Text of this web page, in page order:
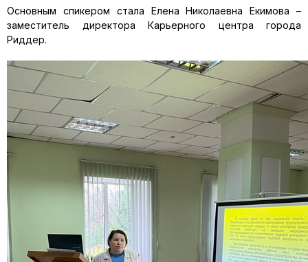
Основным спикером стала Елена Николаевна Екимова –
заместитель директора Карьерного центра города
Риддер.